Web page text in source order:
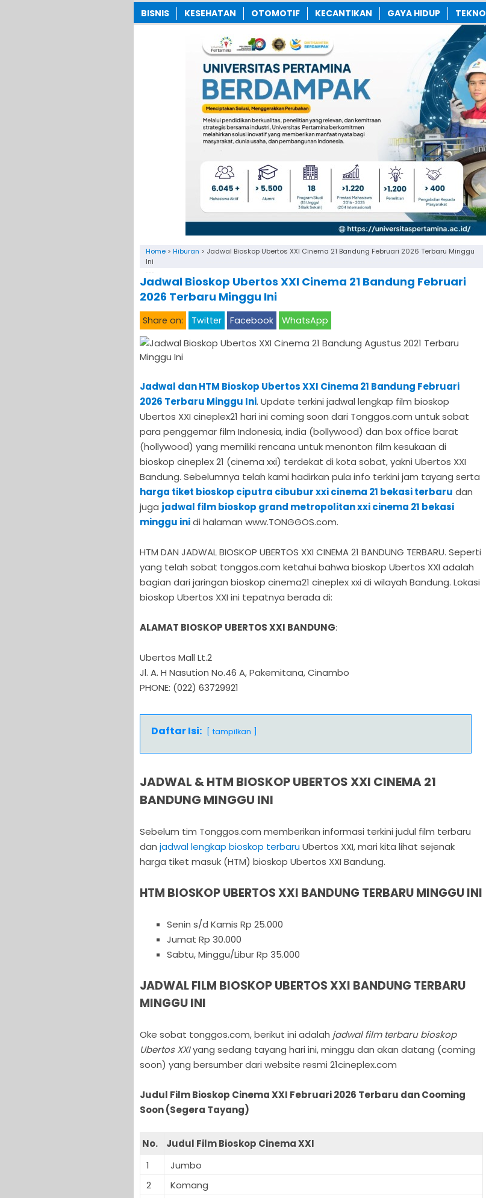
BISNIS KESEHATAN OTOMOTIF KECANTIKAN GAYA HIDUP TEKNO
Home > Hiburan > Jadwal Bioskop Ubertos XXI Cinema 21 Bandung Februari 2026 Terbaru Minggu
Ini
Jadwal Bioskop Ubertos XXI Cinema 21 Bandung Februari
2026 Terbaru Minggu Ini
Share on: Twitter Facebook WhatsApp
Jadwal dan HTM Bioskop Ubertos XXI Cinema 21 Bandung Februari
2026 Terbaru Minggu Ini. Update terkini jadwal lengkap film bioskop
Ubertos XXI cineplex21 hari ini coming soon dari Tonggos.com untuk sobat
para penggemar film Indonesia, india (bollywood) dan box office barat
(hollywood) yang memiliki rencana untuk menonton film kesukaan di
bioskop cineplex 21 (cinema xxi) terdekat di kota sobat, yakni Ubertos XXI
Bandung. Sebelumnya telah kami hadirkan pula info terkini jam tayang serta
harga tiket bioskop ciputra cibubur xxi cinema 21 bekasi terbaru dan
juga jadwal film bioskop grand metropolitan xxi cinema 21 bekasi
minggu inidi halaman www.TONGGOS.com.
HTM DAN JADWAL BIOSKOP UBERTOS XXI CINEMA 21 BANDUNG TERBARU. Seperti
yang telah sobat tonggos.com ketahui bahwa bioskop Ubertos XXI adalah
bagian dari jaringan bioskop cinema21 cineplex xxi di wilayah Bandung. Lokasi
bioskop Ubertos XXI ini tepatnya berada di:
ALAMAT BIOSKOP UBERTOS XXI BANDUNG:
Ubertos Mall Lt.2
Jl. A. H Nasution No.46 A, Pakemitana, Cinambo
PHONE: (022) 63729921
Daftar Isi: tampilkan
JADWAL & HTM BIOSKOP UBERTOS XXI CINEMA 21
BANDUNG MINGGU INI
Sebelum tim Tonggos.com memberikan informasi terkini judul film terbaru
dan jadwal lengkap bioskop terbaruUbertos XXI, mari kita lihat sejenak
harga tiket masuk (HTM) bioskop Ubertos XXI Bandung.
HTM BIOSKOP UBERTOS XXI BANDUNG TERBARU MINGGU INI
Senin s/d Kamis Rp 25.000
Jumat Rp 30.000
Sabtu, Minggu/Libur Rp 35.000
JADWAL FILM BIOSKOP UBERTOS XXI BANDUNG TERBARU
MINGGU INI
Oke sobat tonggos.com, berikut ini adalah jadwal film terbaru bioskop
Ubertos XXIyang sedang tayang hari ini, minggu dan akan datang (coming
soon) yang bersumber dari website resmi 21cineplex.com
Judul Film Bioskop Cinema XXI Februari 2026 Terbaru dan Cooming
Soon (Segera Tayang)
No.
Judul Film Bioskop Cinema XXI
1
Jumbo
2
Komang